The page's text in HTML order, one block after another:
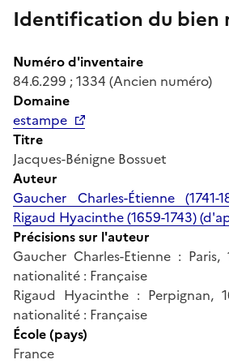
Identification du bien
Numéro d'inventaire
84.6.299 ; 1334 (Ancien numéro)
Domaine
estampe
Titre
Jacques-Bénigne Bossuet
Auteur
Gaucher Charles-Étienne (1741-
Rigaud Hyacinthe (1659-1743)
Précisions sur l'auteur
Gaucher Charles-Etienne : Paris,
nationalité : Française
Rigaud Hyacinthe : Perpignan,
nationalité : Française
École (pays)
France